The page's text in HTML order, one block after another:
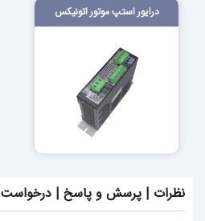
درایور استپ موتور اتونیکس
نظرات | پرسش و پاسخ | درخواست